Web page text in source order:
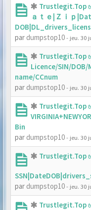
Trustlegit.Top
ａｔｅ|Ｚｉｐ
par dumpstop10- jeu. 30
Trustlegit.Top
Licence/SIN/
name/CCnum
par dumpstop10- jeu. 30
Trustlegit.Top
Bin
par dumpstop10- jeu. 30
Trustlegit.Top
par dumpstop10- jeu. 30
Trustlegit.Top